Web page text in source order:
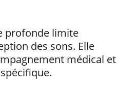
profonde limite
des sons. Elle
médical et